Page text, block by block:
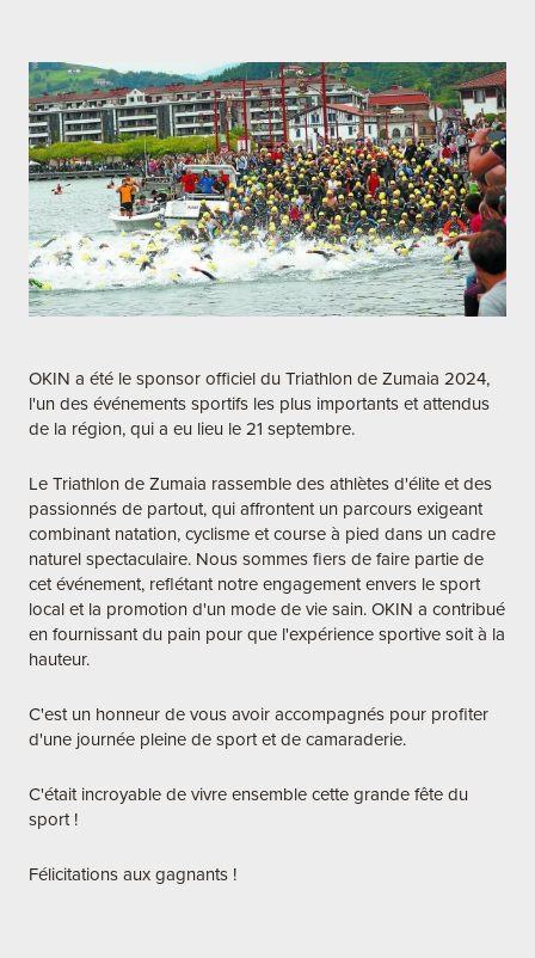
OKIN a été le sponsor officiel du Triathlon de Zumaia 2024,
l'un des événements sportifs les plus importants et attendus
de la région, qui a eu lieu le 21 septembre.
Le Triathlon de Zumaia rassemble des athlètes d'élite et des
passionnés de partout, qui affrontent un parcours exigeant
combinant natation, cyclisme et course à pied dans un cadre
naturel spectaculaire. Nous sommes fiers de faire partie de
cet événement, reflétant notre engagement envers le sport
local et la promotion d'un mode de vie sain. OKIN a contribué
en fournissant du pain pour que l'expérience sportive soit à la
hauteur.
C'est un honneur de vous avoir accompagnés pour profiter
d'une journée pleine de sport et de camaraderie.
C'était incroyable de vivre ensemble cette grande fête du
sport !
Félicitations aux gagnants !